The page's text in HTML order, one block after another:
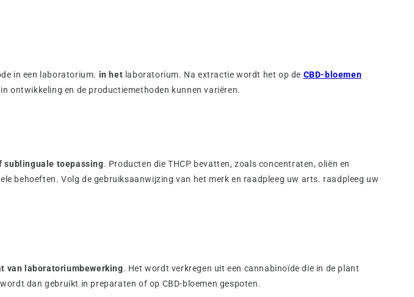
in een laboratorium. in het laboratorium. Na extractie wordt het op de CBD-bloemen
ontwikkeling en de productiemethoden kunnen variëren.
sublinguale toepassing. Producten die THCP bevatten, zoals concentraten, oliën en
behoeften. Volg de gebruiksaanwijzing van het merk en raadpleeg uw arts. raadpleeg uw
van laboratoriumbewerking. Het wordt verkregen uit een cannabinoïde die in de plant
dan gebruikt in preparaten of op CBD-bloemen gespoten.